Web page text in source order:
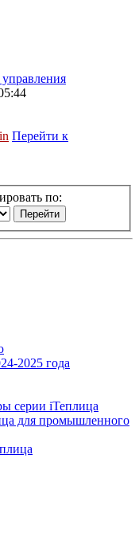
Перейти к
по:
2025 года
серии iТеплица
для промышленного